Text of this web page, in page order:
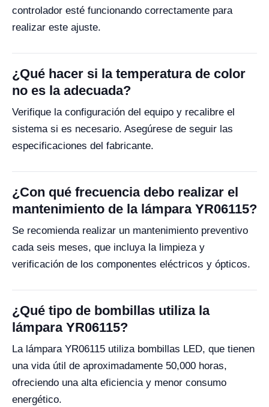
controlador esté funcionando correctamente para
realizar este ajuste.
¿Qué hacer si la temperatura de color
no es la adecuada?
Verifique la configuración del equipo y recalibre el
sistema si es necesario. Asegúrese de seguir las
especificaciones del fabricante.
¿Con qué frecuencia debo realizar el
mantenimiento de la lámpara YR06115?
Se recomienda realizar un mantenimiento preventivo
cada seis meses, que incluya la limpieza y
verificación de los componentes eléctricos y ópticos.
¿Qué tipo de bombillas utiliza la
lámpara YR06115?
La lámpara YR06115 utiliza bombillas LED, que tienen
una vida útil de aproximadamente 50,000 horas,
ofreciendo una alta eficiencia y menor consumo
energético.